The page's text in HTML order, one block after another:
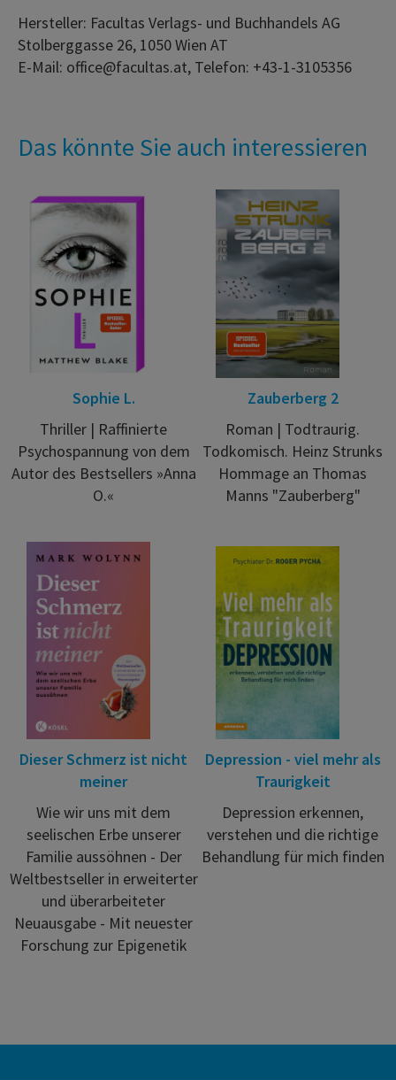
Hersteller: Facultas Verlags- und Buchhandels AG
Stolberggasse 26, 1050 Wien AT
E-Mail: office@facultas.at, Telefon: +43-1-3105356
Das könnte Sie auch interessieren
Sophie L.
Thriller | Raffinierte
Psychospannung von dem
Autor des Bestsellers »Anna
O.«
Zauberberg 2
Roman | Todtraurig.
Todkomisch. Heinz Strunks
Hommage an Thomas
Manns "Zauberberg"
Dieser Schmerz ist nicht
meiner
Wie wir uns mit dem
seelischen Erbe unserer
Familie aussöhnen - Der
Weltbestseller in erweiterter
und überarbeiteter
Neuausgabe - Mit neuester
Forschung zur Epigenetik
Depression - viel mehr als
Traurigkeit
Depression erkennen,
verstehen und die richtige
Behandlung für mich finden